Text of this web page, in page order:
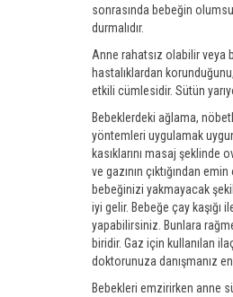
sonrasında bebeğin
durmalıdır.
Anne rahatsız olabilir
hastalıklardan
etkili cümlesidir. Sütün
Bebeklerdeki ağlama,
yöntemleri uygulamak uygun
kasıklarını masaj şeklinde
ve gazının çıktığından
bebeğinizi yakmayacak
iyi gelir. Bebeğe çay kaşığı
yapabilirsiniz. Bunlara
biridir. Gaz için kullanılan
doktorunuza danışmanız
Bebekleri emzirirken anne